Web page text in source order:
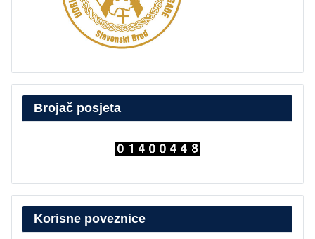
Brojač posjeta
Korisne poveznice